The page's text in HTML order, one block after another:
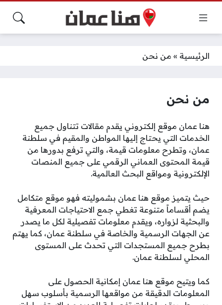
الرئيسية » من نحن
من نحن
هنا عمان موقع إلكتروني يقدم مقالات تتناول جميع
الخدمات التي يحتاج إليها المواطن والمقيم في سلطنة
عمان، وتطرح معلومات قيمة، والتي ترفع بدورها من
قيمة المحتوى العماني الرقمي على جميع المنصات
الإلكترونية ومواقع البحث العالمية.
حيث يتميز موقع هنا عمان بشموليته فهو موقع متكامل
يضم أقساماً متنوعة تغطي جمع الاحتياجات المعرفية
والبحثية لزواره، ويقدم معلومات تفصيلية لكل ما يصدر
عن الجهات الرسمية والخاصة في سلطنة عمان، كما يهتم
بطرح جميع المستجدات التي تحدث على المستوى
المحلي لسلطنة عمان.
كما ويتيح موقع هنا عمان إمكانية الحصول على
المعلومات الدقيقة من مواقعها الرسمية بأسلوب سهل